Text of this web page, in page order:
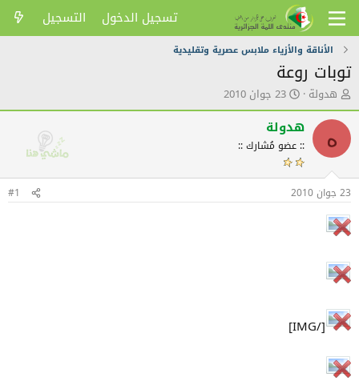
تسجيل الدخول التسجيل
الأناقة والأزياء ملابس عصرية وتقليدية
توبات روعة
ك
ا
ت
ب
ا
م
و
ض
و
ع
هدولة ت
ا
ر
ي
خ
ا
ل
ش
23 جوان 2010
ه هدولة
:: عضو مُشارك ::
23 جوان 2010 #1
[/IMG]